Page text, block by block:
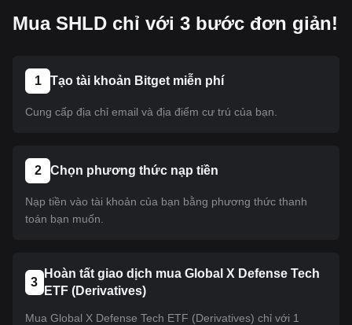
Khi coin này có mặt trên Bitget, bạn có thể làm theo
được niêm yết trên Bitget.
Mua SHLD chỉ với 3 bước đơn giản!
1 Tạo tài khoản Bitget miễn phí
Cung cấp địa chỉ email và địa điểm cư trú của bạn.
2 Chọn phương thức nạp tiền
Nạp tiền vào tài khoản của bạn bằng phương thức thanh
toán bạn muốn.
3
Hoàn tất giao dịch mua Global X Defense Tech
ETF (Derivatives)
Mua Global X Defense Tech ETF (Derivatives) chỉ với 1